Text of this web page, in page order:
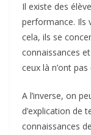
Il existe des
performance. Ils
cela, ils se
connaissances
ceux là n’ont
A l’inverse, on
d’explication de
connaissances